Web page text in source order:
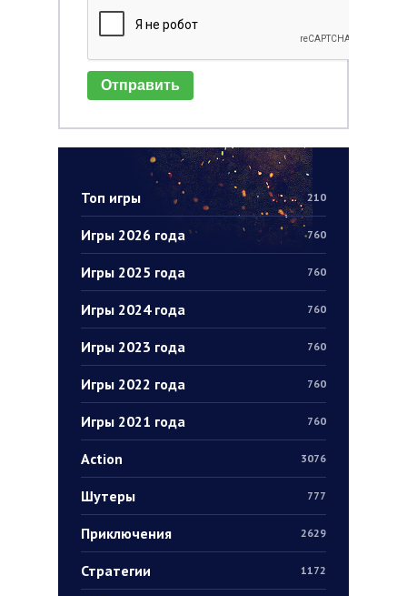
Топ игры 210
Игры 2026 года 760
Игры 2025 года 760
Игры 2024 года 760
Игры 2023 года 760
Игры 2022 года 760
Игры 2021 года 760
Action 3076
Шутеры 777
Приключения 2629
Стратегии 1172
Отправить